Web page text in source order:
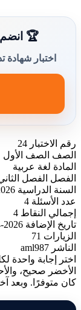
🏆
اختبار
رقم الاختبار 24
الصف
الصف الأول
المادة لغة عربية
الفصل
الفصل الثاني
السنة الدراسية
عدد الأسئلة 4
إجمالي النقاط 4
تاريخ الإضافة 2026-04-11
الزيارات
71
الناشر aml987
اختر إجابة واحدة
الأخضر صحيح،
كان متوفرًا. وبعد